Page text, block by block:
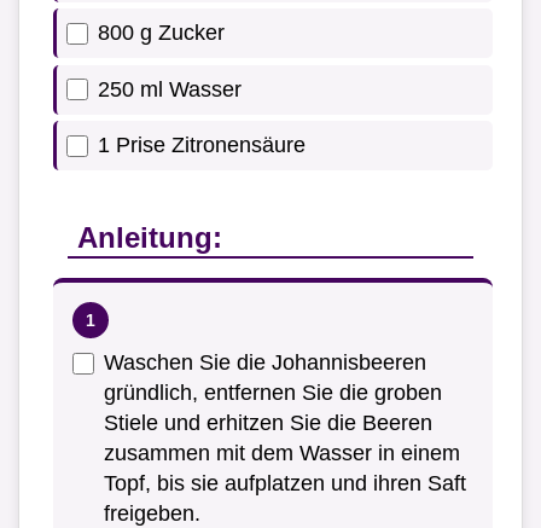
800 g Zucker
250 ml Wasser
1 Prise Zitronensäure
Anleitung:
Waschen Sie die Johannisbeeren
gründlich, entfernen Sie die groben
Stiele und erhitzen Sie die Beeren
zusammen mit dem Wasser in einem
Topf, bis sie aufplatzen und ihren Saft
freigeben.